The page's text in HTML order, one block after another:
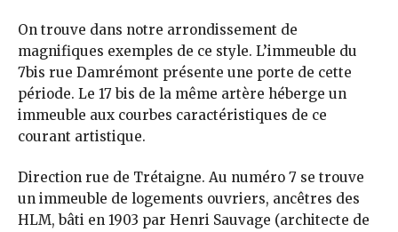
On trouve dans notre arrondissement de
magnifiques exemples de ce style. L’immeuble du
7bis rue Damrémont présente une porte de cette
période. Le 17 bis de la même artère héberge un
immeuble aux courbes caractéristiques de ce
courant artistique.
Direction rue de Trétaigne. Au numéro 7 se trouve
un immeuble de logements ouvriers, ancêtres des
HLM, bâti en 1903 par Henri Sauvage (architecte de